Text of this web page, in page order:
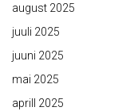
august 2025
juuli 2025
juuni 2025
mai 2025
aprill 2025